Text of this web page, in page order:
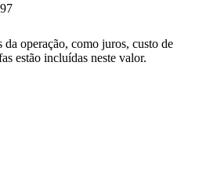
da operação, como juros, custo de
estão incluídas neste valor.